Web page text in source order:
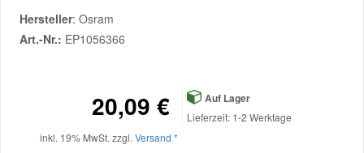
Hersteller: Osram
Art.-Nr.: EP1056366
20,09 €
inkl. 19% MwSt. zzgl. Versand *
Auf Lager
Lieferzeit: 1-2 Werktage
Hyundai Ersatzteile
Jeep Ersatzteile